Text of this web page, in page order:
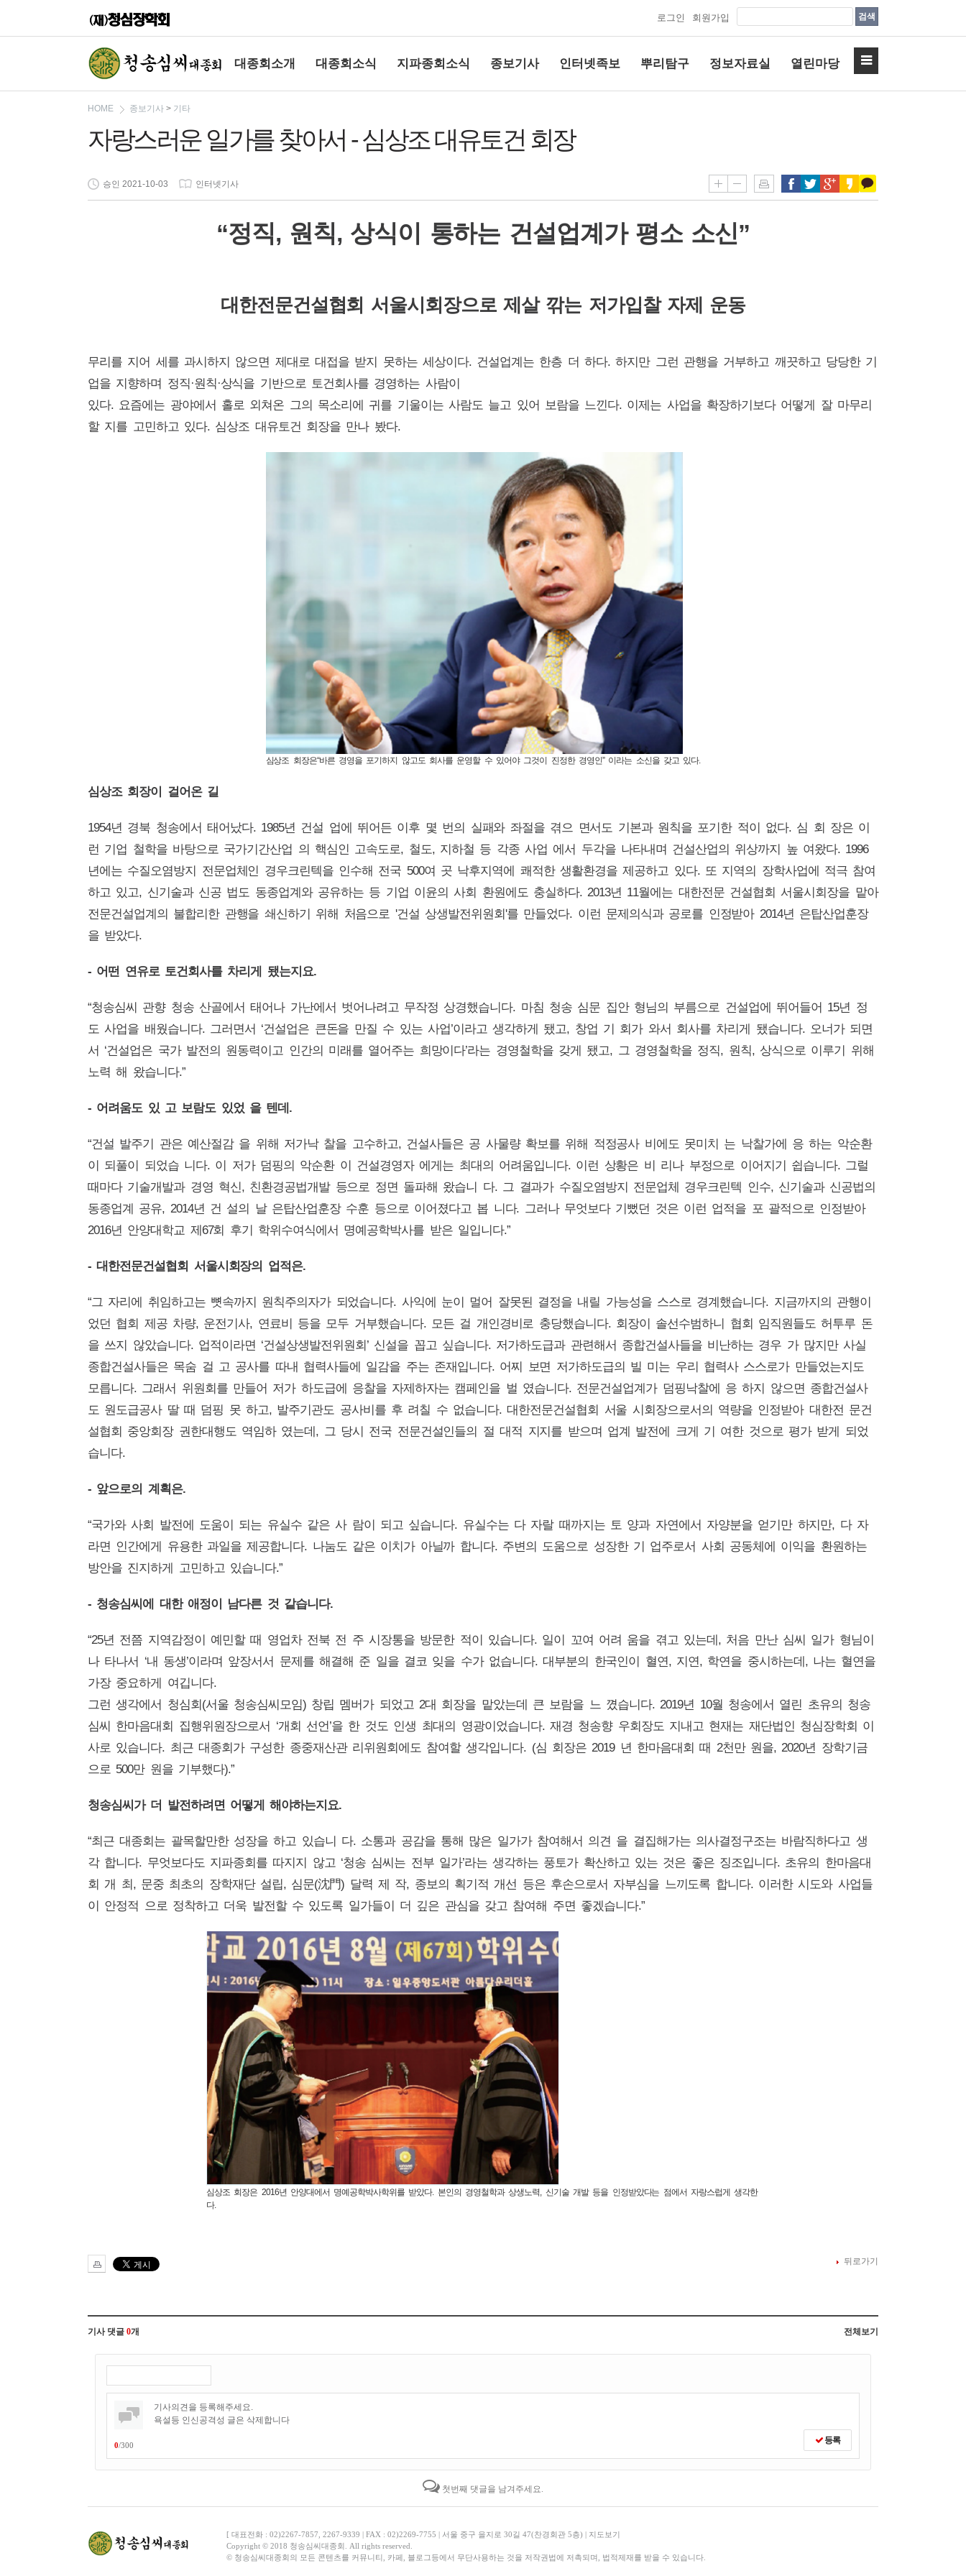
로그인 회원가입 검색
대종회소개 대종회소식 지파종회소식 종보기사 인터넷족보 뿌리탐구 정보자료실 열린마당
상단여백
HOME 종보기사 > 기타
자랑스러운 일가를 찾아서 - 심상조 대유토건 회장
승인 2021-10-03 인터넷기사
“정직, 원칙, 상식이 통하는 건설업계가 평소 소신”
대한전문건설협회 서울시회장으로 제살 깎는 저가입찰 자제 운동
무리를 지어 세를 과시하지 않으면 제대로 대접을 받지 못하는 세상이다. 건설업계는 한층 더 하다. 하지만 그런 관행을 거부하고 깨끗하고 당당한 기
업을 지향하며 정직·원칙·상식을 기반으로 토건회사를 경영하는 사람이
있다. 요즘에는 광야에서 홀로 외쳐온 그의 목소리에 귀를 기울이는 사람도 늘고 있어 보람을 느낀다. 이제는 사업을 확장하기보다 어떻게 잘 마무리
할 지를 고민하고 있다. 심상조 대유토건 회장을 만나 봤다.
심상조 회장은“바른 경영을 포기하지 않고도 회사를 운영할 수 있어야 그것이 진정한 경영인” 이라는 소신을 갖고 있다.
심상조 회장이 걸어온 길
1954년 경북 청송에서 태어났다. 1985년 건설 업에 뛰어든 이후 몇 번의 실패와 좌절을 겪으 면서도 기본과 원칙을 포기한 적이 없다. 심 회 장은 이
런 기업 철학을 바탕으로 국가기간산업 의 핵심인 고속도로, 철도, 지하철 등 각종 사업 에서 두각을 나타내며 건설산업의 위상까지 높 여왔다. 1996
년에는 수질오염방지 전문업체인 경우크린텍을 인수해 전국 500여 곳 낙후지역에 쾌적한 생활환경을 제공하고 있다. 또 지역의 장학사업에 적극 참여
하고 있고, 신기술과 신공 법도 동종업계와 공유하는 등 기업 이윤의 사회 환원에도 충실하다. 2013년 11월에는 대한전문 건설협회 서울시회장을 맡아
전문건설업계의 불합리한 관행을 쇄신하기 위해 처음으로 '건설 상생발전위원회'를 만들었다. 이런 문제의식과 공로를 인정받아 2014년 은탑산업훈장
을 받았다.
- 어떤 연유로 토건회사를 차리게 됐는지요.
“청송심씨 관향 청송 산골에서 태어나 가난에서 벗어나려고 무작정 상경했습니다. 마침 청송 심문 집안 형님의 부름으로 건설업에 뛰어들어 15년 정
도 사업을 배웠습니다. 그러면서 ‘건설업은 큰돈을 만질 수 있는 사업’이라고 생각하게 됐고, 창업 기 회가 와서 회사를 차리게 됐습니다. 오너가 되면
서 ‘건설업은 국가 발전의 원동력이고 인간의 미래를 열어주는 희망이다’라는 경영철학을 갖게 됐고, 그 경영철학을 정직, 원칙, 상식으로 이루기 위해
노력 해 왔습니다.”
- 어려움도 있 고 보람도 있었 을 텐데.
“건설 발주기 관은 예산절감 을 위해 저가낙 찰을 고수하고, 건설사들은 공 사물량 확보를 위해 적정공사 비에도 못미치 는 낙찰가에 응 하는 악순환
이 되풀이 되었습 니다. 이 저가 덤핑의 악순환 이 건설경영자 에게는 최대의 어려움입니다. 이런 상황은 비 리나 부정으로 이어지기 쉽습니다. 그럴
때마다 기술개발과 경영 혁신, 친환경공법개발 등으로 정면 돌파해 왔습니 다. 그 결과가 수질오염방지 전문업체 경우크린텍 인수, 신기술과 신공법의
동종업계 공유, 2014년 건 설의 날 은탑산업훈장 수훈 등으로 이어졌다고 봅 니다. 그러나 무엇보다 기뻤던 것은 이런 업적을 포 괄적으로 인정받아
2016년 안양대학교 제67회 후기 학위수여식에서 명예공학박사를 받은 일입니다.”
- 대한전문건설협회 서울시회장의 업적은.
“그 자리에 취임하고는 뼛속까지 원칙주의자가 되었습니다. 사익에 눈이 멀어 잘못된 결정을 내릴 가능성을 스스로 경계했습니다. 지금까지의 관행이
었던 협회 제공 차량, 운전기사, 연료비 등을 모두 거부했습니다. 모든 걸 개인경비로 충당했습니다. 회장이 솔선수범하니 협회 임직원들도 허투루 돈
을 쓰지 않았습니다. 업적이라면 ‘건설상생발전위원회’ 신설을 꼽고 싶습니다. 저가하도급과 관련해서 종합건설사들을 비난하는 경우 가 많지만 사실
종합건설사들은 목숨 걸 고 공사를 따내 협력사들에 일감을 주는 존재입니다. 어찌 보면 저가하도급의 빌 미는 우리 협력사 스스로가 만들었는지도
모릅니다. 그래서 위원회를 만들어 저가 하도급에 응찰을 자제하자는 캠페인을 벌 였습니다. 전문건설업계가 덤핑낙찰에 응 하지 않으면 종합건설사
도 원도급공사 딸 때 덤핑 못 하고, 발주기관도 공사비를 후 려칠 수 없습니다. 대한전문건설협회 서울 시회장으로서의 역량을 인정받아 대한전 문건
설협회 중앙회장 권한대행도 역임하 였는데, 그 당시 전국 전문건설인들의 절 대적 지지를 받으며 업계 발전에 크게 기 여한 것으로 평가 받게 되었
습니다.
- 앞으로의 계획은.
“국가와 사회 발전에 도움이 되는 유실수 같은 사 람이 되고 싶습니다. 유실수는 다 자랄 때까지는 토 양과 자연에서 자양분을 얻기만 하지만, 다 자
라면 인간에게 유용한 과일을 제공합니다. 나눔도 같은 이치가 아닐까 합니다. 주변의 도움으로 성장한 기 업주로서 사회 공동체에 이익을 환원하는
방안을 진지하게 고민하고 있습니다.”
- 청송심씨에 대한 애정이 남다른 것 같습니다.
“25년 전쯤 지역감정이 예민할 때 영업차 전북 전 주 시장통을 방문한 적이 있습니다. 일이 꼬여 어려 움을 겪고 있는데, 처음 만난 심씨 일가 형님이
나 타나서 ‘내 동생’이라며 앞장서서 문제를 해결해 준 일을 결코 잊을 수가 없습니다. 대부분의 한국인이 혈연, 지연, 학연을 중시하는데, 나는 혈연을
가장 중요하게 여깁니다.
그런 생각에서 청심회(서울 청송심씨모임) 창립 멤버가 되었고 2대 회장을 맡았는데 큰 보람을 느 꼈습니다. 2019년 10월 청송에서 열린 초유의 청송
심씨 한마음대회 집행위원장으로서 ‘개회 선언’을 한 것도 인생 최대의 영광이었습니다. 재경 청송향 우회장도 지내고 현재는 재단법인 청심장학회 이
사로 있습니다. 최근 대종회가 구성한 종중재산관 리위원회에도 참여할 생각입니다. (심 회장은 2019 년 한마음대회 때 2천만 원을, 2020년 장학기금
으로 500만 원을 기부했다).”
청송심씨가 더 발전하려면 어떻게 해야하는지요.
“최근 대종회는 괄목할만한 성장을 하고 있습니 다. 소통과 공감을 통해 많은 일가가 참여해서 의견 을 결집해가는 의사결정구조는 바람직하다고 생
각 합니다. 무엇보다도 지파종회를 따지지 않고 ‘청송 심씨는 전부 일가’라는 생각하는 풍토가 확산하고 있는 것은 좋은 징조입니다. 초유의 한마음대
회 개 최, 문중 최초의 장학재단 설립, 심문(沈門) 달력 제 작, 종보의 획기적 개선 등은 후손으로서 자부심을 느끼도록 합니다. 이러한 시도와 사업들
이 안정적 으로 정착하고 더욱 발전할 수 있도록 일가들이 더 깊은 관심을 갖고 참여해 주면 좋겠습니다.”
심상조 회장은 2016년 안양대에서 명예공학박사학위를 받았다. 본인의 경영철학과 상생노력, 신기술 개발 등을 인정받았다는 점에서 자랑스럽게 생각한
다.
뒤로가기
기사 댓글 0개 전체보기
0/300 등록
첫번째 댓글을 남겨주세요.
[ 대표전화 : 02)2267-7857, 2267-9339 | FAX : 02)2269-7755 | 서울 중구 을지로 30길 47(찬경회관 5층) | 지도보기
Copyright © 2018 청송심씨대종회. All rights reserved.
© 청송심씨대종회의 모든 콘텐츠를 커뮤니티, 카페, 블로그등에서 무단사용하는 것을 저작권법에 저촉되며, 법적제재를 받을 수 있습니다.